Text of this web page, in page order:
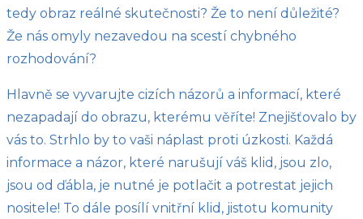
tedy obraz reálné skutečnosti? Že to není důležité?
Že nás omyly nezavedou na scestí chybného
rozhodování?
Hlavně se vyvarujte cizích názorů a informací, které
nezapadají do obrazu, kterému věříte! Znejišťovalo by
vás to. Strhlo by to vaši náplast proti úzkosti. Každá
informace a názor, které narušují váš klid, jsou zlo,
jsou od ďábla, je nutné je potlačit a potrestat jejich
nositele! To dále posílí vnitřní klid, jistotu komunity